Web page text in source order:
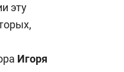
эту
Игоря